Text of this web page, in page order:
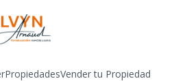
PropiedadesVender tu Propiedad